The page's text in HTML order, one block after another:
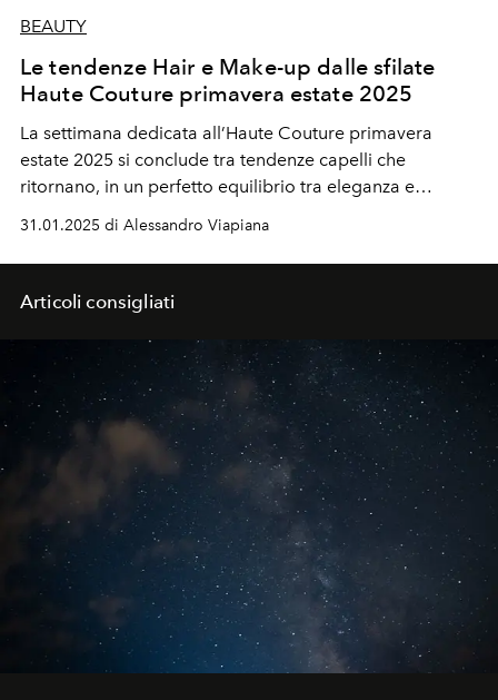
BEAUTY
Le tendenze Hair e Make-up dalle sfilate
Haute Couture primavera estate 2025
La settimana dedicata all’Haute Couture primavera
estate 2025 si conclude tra tendenze capelli che
ritornano, in un perfetto equilibrio tra eleganza e
audacia. Il make-up invece è nude e appena accennato,
lasciando che siano gli abiti a dominare la scena.
31.01.2025 di Alessandro Viapiana
Articoli consigliati